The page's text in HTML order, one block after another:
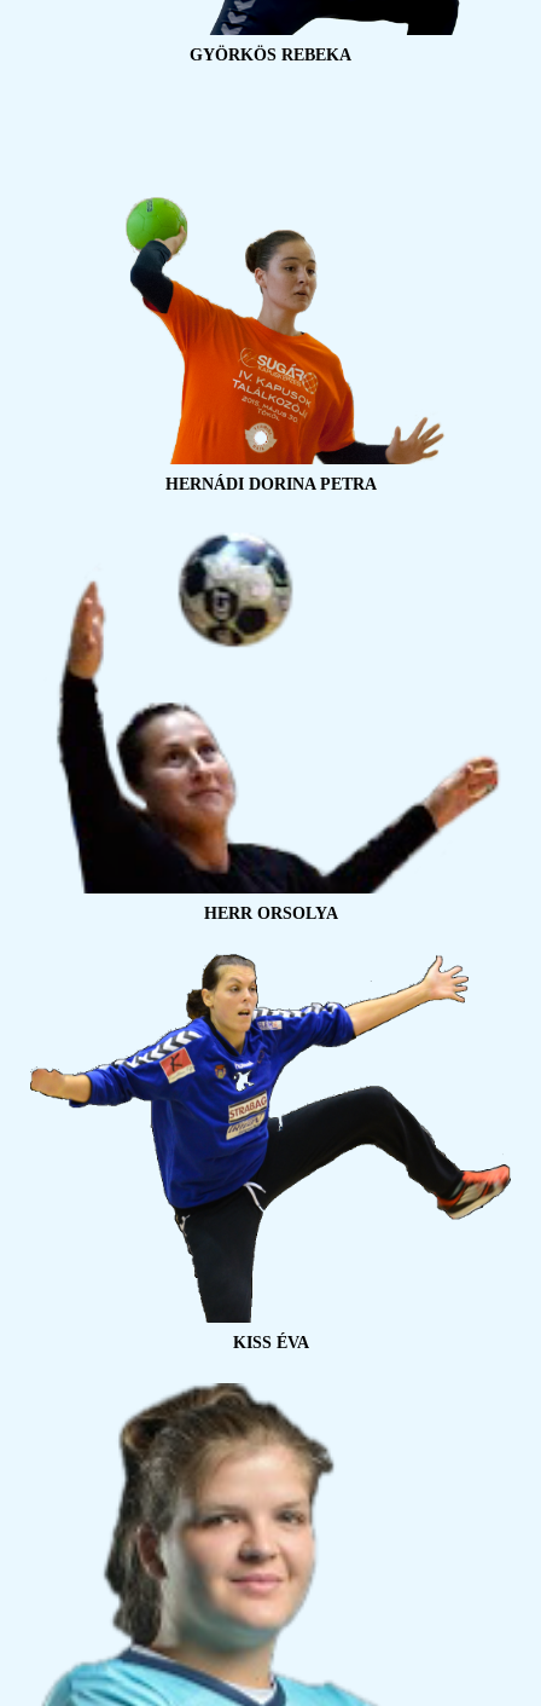
GYÖRKÖS REBEKA
HERNÁDI DORINA PETRA
HERR ORSOLYA
KISS ÉVA